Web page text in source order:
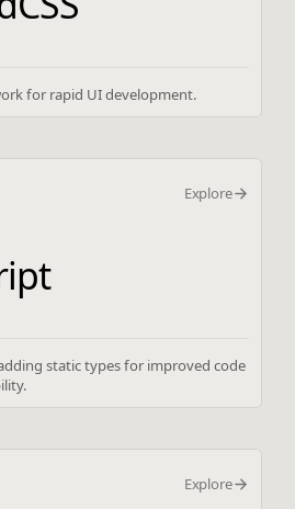
for rapid UI development.
Explore
static types for improved code
Explore